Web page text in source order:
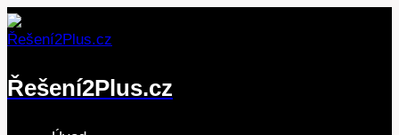
Přeskočit
na
Řešení2Plus.cz